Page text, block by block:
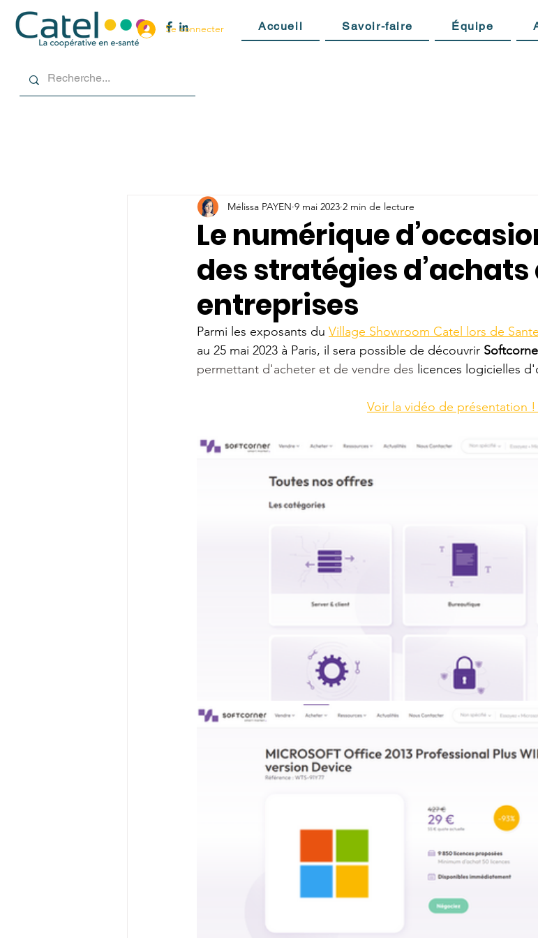
Se connecter Accueil Savoir-faire Équipe
Le numérique
des stratégies d’achats
entreprises
Mélissa PAYEN 9 mai 2023 2 min de lecture
Parmi les exposants du Village Showroom Catel lors de
au 25 mai 2023 à Paris, il sera possible de découvrir
permettant d'acheter et de vendre des licences logicielles
Voir la vidéo de présentation !